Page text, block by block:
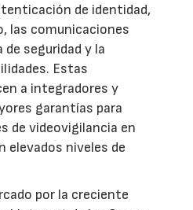
de identidad,
las comunicaciones
seguridad y la
Estas
a integradores y
garantías para
de videovigilancia en
elevados niveles de
por la creciente